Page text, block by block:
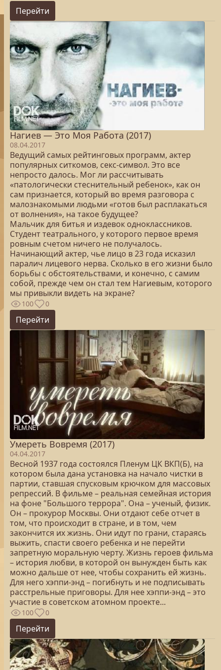
Перейти
Нагиев — Это Моя Работа (2017)
08.04.2017
Ведущий самых рейтинговых программ, актер
популярных ситкомов, секс-символ. Это все
непросто далось. Мог ли рассчитывать
«патологически стеснительный ребенок», как он
сам признается, который во время разговора с
малознакомыми людьми «готов был расплакаться
от волнения», на такое будущее?
Мальчик для битья и издевок одноклассников.
Студент театрального, у которого первое время
ровным счетом ничего не получалось.
Начинающий актер, чье лицо в 23 года исказил
паралич лицевого нерва. Сколько в его жизни было
борьбы с обстоятельствами, и конечно, с самим
собой, прежде чем он стал тем Нагиевым, которого
мы привыкли видеть на экране?
100 0
Перейти
Умереть Вовремя (2017)
04.04.2017
Весной 1937 года состоялся Пленум ЦК ВКП(Б), на
котором была дана установка на начало чистки в
партии, ставшая спусковым крючком для массовых
репрессий. В фильме – реальная семейная история
на фоне "Большого террора". Она – ученый, физик.
Он – прокурор Москвы. Они отдают себе отчет в
том, что происходит в стране, и в том, чем
закончится их жизнь. Они идут по грани, стараясь
выжить, спасти своего ребенка и не перейти
запретную моральную черту. Жизнь героев фильма
– история любви, в которой он вынужден быть как
можно дальше от нее, чтобы сохранить ей жизнь.
Для него хэппи-энд – погибнуть и не подписывать
расстрельные приговоры. Для нее хэппи-энд – это
участие в советском атомном проекте...
100 0
Перейти